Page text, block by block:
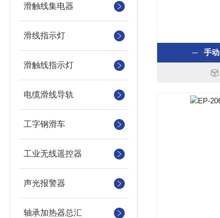
滑触线集电器
滑线指示灯
滑触线指示灯
电缆滑线导轨
工字钢滑车
工业无线遥控器
声光报警器
轴承加热器总汇
手